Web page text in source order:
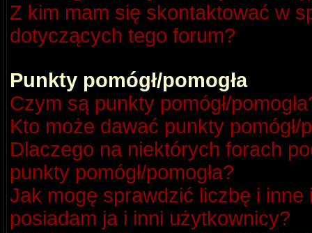
Z kim mam się skontaktować w
dotyczących tego forum?
Punkty pomógł/pomogła
Czym są punkty pomógł/
Kto może dawać punkty pomógł/
Dlaczego na niektórych forach
punkty pomógł/pomogła?
Jak mogę sprawdzić liczbę i
posiadam ja i inni użytkownicy?